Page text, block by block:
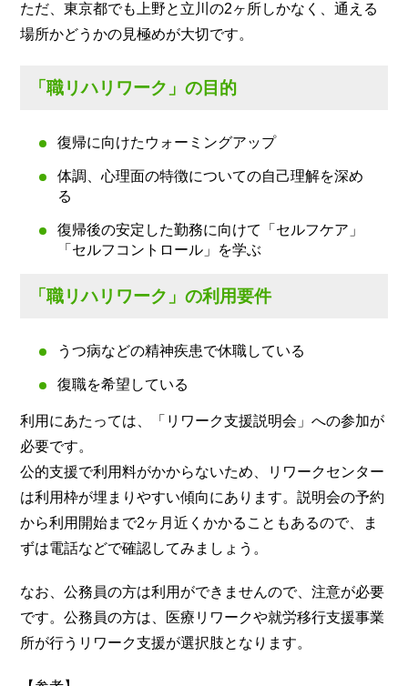
ただ、東京都でも上野と立川の2ヶ所しかなく、通える
場所かどうかの見極めが大切です。
「職リハリワーク」の目的
復帰に向けたウォーミングアップ
体調、心理面の特徴についての自己理解を深め
る
復帰後の安定した勤務に向けて「セルフケア」
「セルフコントロール」を学ぶ
「職リハリワーク」の利用要件
うつ病などの精神疾患で休職している
復職を希望している
利用にあたっては、「リワーク支援説明会」への参加が
必要です。
公的支援で利用料がかからないため、リワークセンター
は利用枠が埋まりやすい傾向にあります。説明会の予約
から利用開始まで2ヶ月近くかかることもあるので、ま
ずは電話などで確認してみましょう。
なお、公務員の方は利用ができませんので、注意が必要
です。公務員の方は、医療リワークや就労移行支援事業
所が行うリワーク支援が選択肢となります。